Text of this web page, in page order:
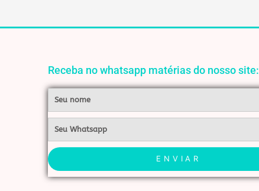
Receba no whatsapp matérias do nosso site:
Nome
Whatsapp
ENVIAR